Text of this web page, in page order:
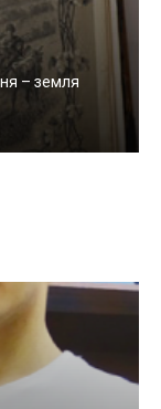
– земля